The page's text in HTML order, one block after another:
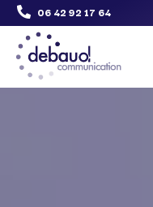
 06 42 92 17 64